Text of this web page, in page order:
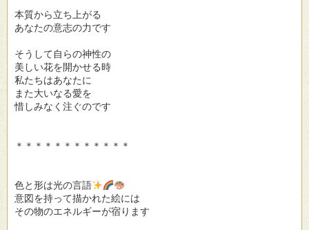
本質から立ち上がる
あなたの意志の力です
そうして自らの神性の
美しい花を開かせる時
私たちはあなたに
また大いなる愛を
惜しみなく注ぐのです
＊＊＊＊＊＊＊＊＊＊＊＊
色と形は光の言語
意図を持って描かれた絵には
その物のエネルギーが宿ります